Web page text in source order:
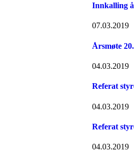
Innkalling
07.03.2019
Årsmøte
04.03.2019
Referat
04.03.2019
Referat
04.03.2019